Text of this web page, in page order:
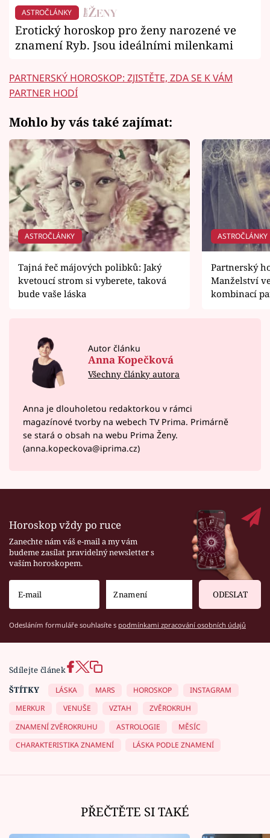
ASTROČLÁNKY
Erotický horoskop pro ženy narozené ve
znamení Ryb. Jsou ideálními milenkami
PARTNERSKÝ HOROSKOP: ZJISTĚTE, ZDA SE K VÁM
PARTNER HODÍ
Mohlo by vás také zajímat:
ASTROČLÁNKY
Tajná řeč májových polibků: Jaký
kvetoucí strom si vyberete, taková
bude vaše láska
ASTROČLÁNKY
Partnerský
Manželství
kombinací
Autor článku
Anna Kopečková
Všechny články autora
Anna je dlouholetou redaktorkou v rámci
magazínové tvorby na webech TV Prima. Primárně
se stará o obsah na webu Prima Ženy.
(anna.kopeckova@iprima.cz)
Horoskop vždy po ruce
Zanechte nám váš e-mail a my vám
budeme zasílat pravidelný newsletter s
vaším horoskopem.
ODESLAT
Odesláním formuláře souhlasíte s podmínkami zpracování osobních údajů
Sdílejte článek
ŠTÍTKY
LÁSKA MARS HOROSKOP
INSTAGRAM
MERKUR
VENUŠE VZTAH
ZVĚROKRUH
ZNAMENÍ ZVĚROKRUHU
ASTROLOGIE
MĚSÍC
CHARAKTERISTIKA ZNAMENÍ
LÁSKA PODLE ZNAMENÍ
PŘEČTĚTE SI TAKÉ